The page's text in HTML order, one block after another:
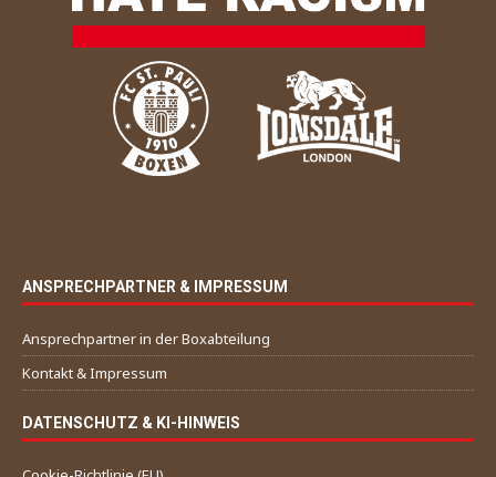
ANSPRECHPARTNER & IMPRESSUM
Ansprechpartner in der Boxabteilung
Kontakt & Impressum
DATENSCHUTZ & KI-HINWEIS